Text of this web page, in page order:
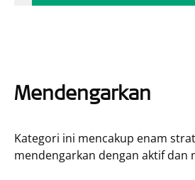
Mendengarkan
Kategori ini mencakup enam
mendengarkan dengan aktif dan